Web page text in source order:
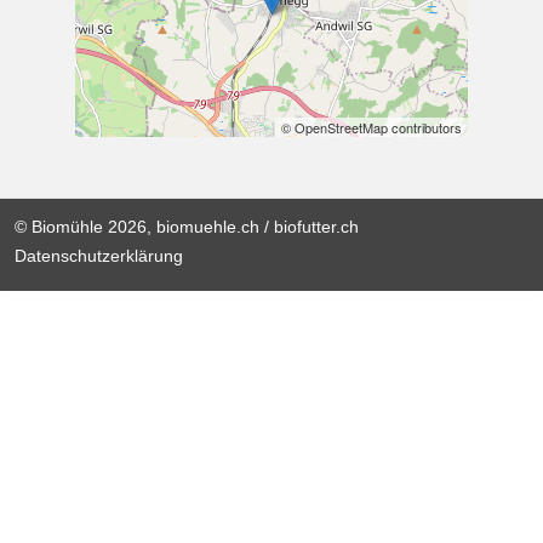
© OpenStreetMap contributors
© Biomühle 2026, biomuehle.ch / biofutter.ch
Datenschutzerklärung